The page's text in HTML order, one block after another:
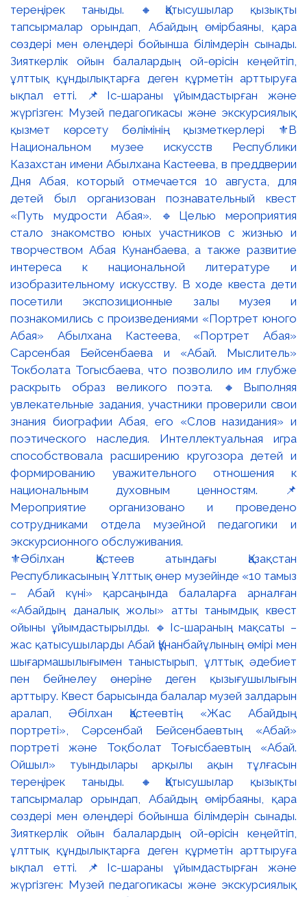
⚜️Әбілхан Қастеев атындағы Қазақстан
Республикасының Ұлттық өнер музейінде «10 тамыз
– Абай күні» қарсаңында балаларға арналған
«Абайдың даналық жолы» атты танымдық квест
ойыны ұйымдастырылды. 🔹Іс-шараның мақсаты –
жас қатысушыларды Абай Құнанбайұлының өмірі мен
шығармашылығымен таныстырып, ұлттық әдебиет
пен бейнелеу өнеріне деген қызығушылығын
арттыру. Квест барысында балалар музей залдарын
аралап, Әбілхан Қастеевтің «Жас Абайдың
портреті», Сәрсенбай Бейсенбаевтың «Абай»
портреті және Тоқболат Тоғысбаевтың «Абай.
Ойшыл» туындылары арқылы ақын тұлғасын
тереңірек таныды. 🔸Қатысушылар қызықты
тапсырмалар орындап, Абайдың өмірбаяны, қара
сөздері мен өлеңдері бойынша білімдерін сынады.
Зияткерлік ойын балалардың ой-өрісін кеңейтіп,
ұлттық құндылықтарға деген құрметін арттыруға
ықпал етті. 📌Іс-шараны ұйымдастырған және
жүргізген: Музей педагогикасы және экскурсиялық